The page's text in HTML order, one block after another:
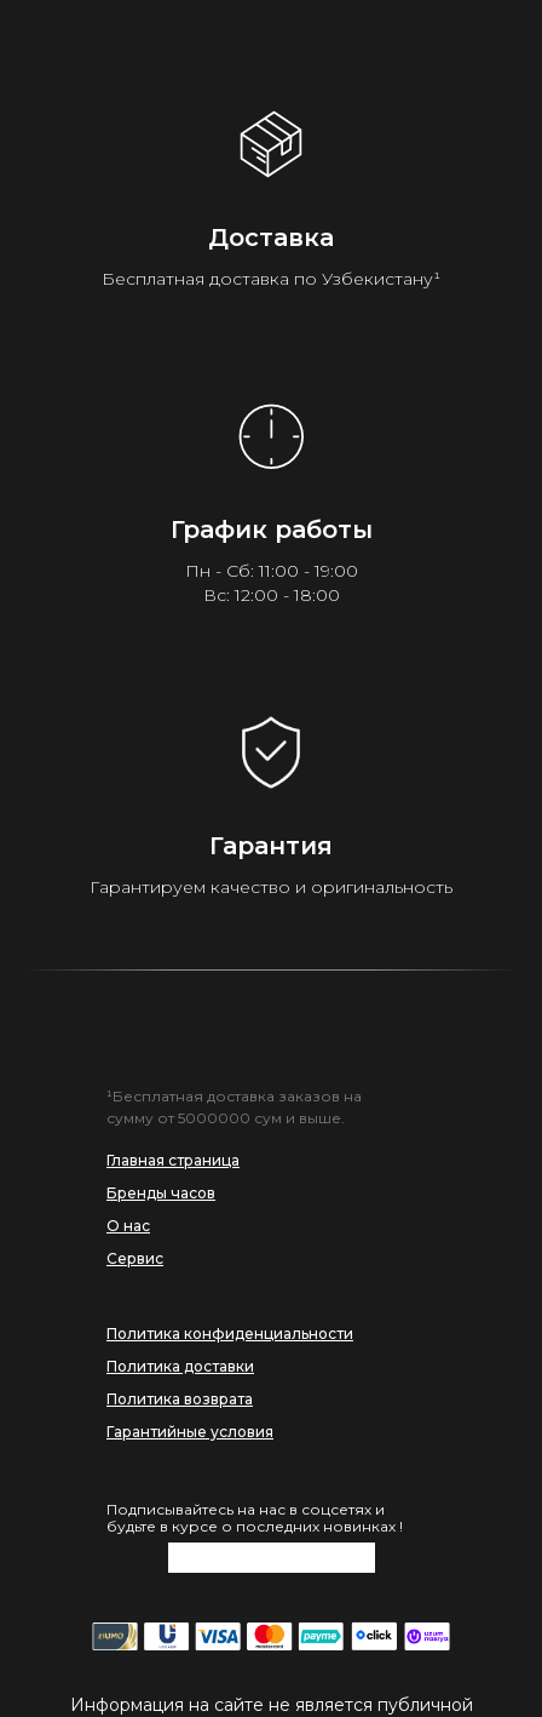
Доставка
Бесплатная доставка по Узбекистану¹
График работы
Пн - Сб: 11:00 - 19:00
Вс: 12:00 - 18:00
Гарантия
Гарантируем качество и оригинальность
Подписывайтесь на нас в соцсетях и
будьте в курсе о последних новинках !
Главная страница
Бренды часов
О нас
Сервис
¹Бесплатная доставка заказов на
сумму от 5000000 сум и выше.
Политика конфиденциальности
Политика доставки
Политика возврата
Гарантийные условия
Информация на сайте не является публичной